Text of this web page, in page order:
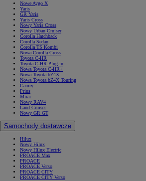
Nowe Aygo X
Yaris
GR Yaris
Yaris Cross
Nowy Yaris Cross
Nowy Urban Cruiser
Corolla Hatchback
Corolla Sedan
Corolla TS Kombi
Nowa Corolla Cross
Toyota C-HR
Toyota C-HR Plug-in
Nowa Toyota C-HR+
Nowa Toyota bZ4X
Nowa Toyota bZ4X Touring
Camry
Prius
Mirai
Nowy RAV4
Land Cruiser
Nowy GR GT
Samochody dostawcze
Hilux
Nowy Hilux
Nowy Hilux Electric
PROACE Max
PROACE
PROACE Verso
PROACE CITY
PROACE CITY Verso